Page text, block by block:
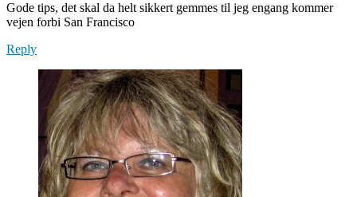
Gode tips, det skal da helt sikkert gemmes til jeg engang kommer
vejen forbi San Francisco
Reply